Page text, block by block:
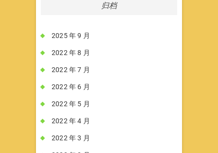
归档
2025 年 9 月
2022 年 8 月
2022 年 7 月
2022 年 6 月
2022 年 5 月
2022 年 4 月
2022 年 3 月